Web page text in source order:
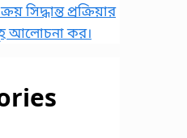
সিদ্ধান্ত প্রক্রিয়ার
আলোচনা কর।